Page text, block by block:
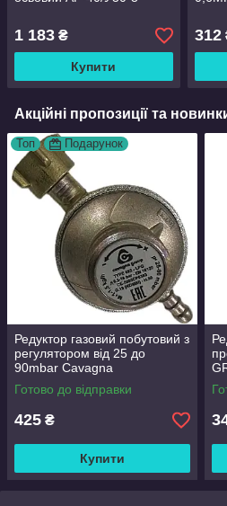
1 183 ₴
Купити
312
Акційні пропозиції та
Топ Подарунок
Редуктор газовий побутовий з
регулятором від 25 до
90mbar Cavagna
Готово до відправки
425 ₴
Купити